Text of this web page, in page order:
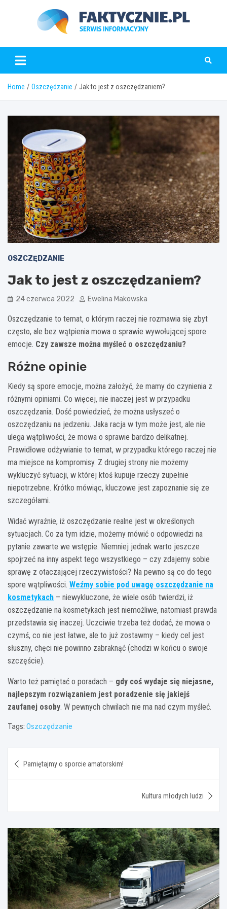
faktycznie.pl
Home Oszczędzanie Jak to jest z oszczędzaniem?
OSZCZĘDZANIE
Jak to jest z oszczędzaniem?
24 czerwca 2022 Ewelina Makowska
Oszczędzanie to temat, o którym raczej nie rozmawia się zbyt
często, ale bez wątpienia mowa o sprawie wywołującej spore
emocje. Czy zawsze można myśleć o oszczędzaniu?
Różne opinie
Kiedy są spore emocje, można założyć, że mamy do czynienia z
różnymi opiniami. Co więcej, nie inaczej jest w przypadku
oszczędzania. Dość powiedzieć, że można usłyszeć o
oszczędzaniu na jedzeniu. Jaka racja w tym może jest, ale nie
ulega wątpliwości, że mowa o sprawie bardzo delikatnej.
Prawidłowe odżywianie to temat, w przypadku którego raczej nie
ma miejsce na kompromisy. Z drugiej strony nie możemy
wykluczyć sytuacji, w której ktoś kupuje rzeczy zupełnie
niepotrzebne. Krótko mówiąc, kluczowe jest zapoznanie się ze
szczegółami.
Widać wyraźnie, iż oszczędzanie realne jest w określonych
sytuacjach. Co za tym idzie, możemy mówić o odpowiedzi na
pytanie zawarte we wstępie. Niemniej jednak warto jeszcze
spojrzeć na inny aspekt tego wszystkiego – czy zdajemy sobie
sprawę z otaczającej rzeczywistości? Na pewno są co do tego
spore wątpliwości. Weźmy sobie pod uwagę oszczędzanie na
kosmetykach – niewykluczone, że wiele osób twierdzi, iż
oszczędzanie na kosmetykach jest niemożliwe, natomiast prawda
przedstawia się inaczej. Uczciwie trzeba też dodać, że mowa o
czymś, co nie jest łatwe, ale to już zostawmy – kiedy cel jest
słuszny, chęci nie powinno zabraknąć (chodzi w końcu o swoje
szczęście).
Warto też pamiętać o poradach – gdy coś wydaje się niejasne,
najlepszym rozwiązaniem jest poradzenie się jakiejś
zaufanej osoby. W pewnych chwilach nie ma nad czym myśleć.
Tags: Oszczędzanie
wpisu
Pamiętajmy o sporcie amatorskim!
Kultura młodych ludzi